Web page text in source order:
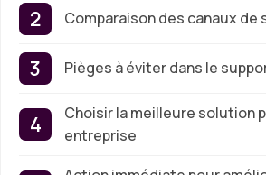
Comparaison des canaux de
Pièges à éviter dans le
Choisir la meilleure solution
entreprise